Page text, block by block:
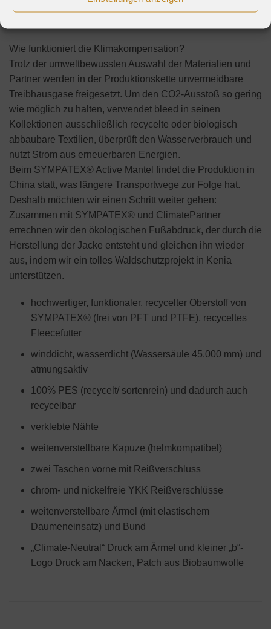
Klimaschutzberater ClimatePartner eine komplett
Wie funktioniert die Klimakompensation?
Trotz der umweltbewussten Auswahl der Materialien und
Partner werden in der Produktionskette unvermeidbare
Treibhausgase freigesetzt. Um den CO2-Ausstoß so gering
wie möglich zu halten, verwendet bleed in seinen
Kollektionen ausschließlich recycelte oder biologisch
abbaubare Textilien, überprüft den Wasserverbrauch und
nutzt Strom aus erneuerbaren Energien.
Beim SYMPATEX® Active Mantel findet die Produktion in
China statt, was längere Transportwege zur Folge hat.
Deshalb möchten wir einen Schritt weiter gehen:
Zusammen mit SYMPATEX® und ClimatePartner
errechnen wir den ökologischen Fußabdruck, der durch die
Herstellung der Jacke entsteht und gleichen ihn wieder
aus, indem wir ein tolles Waldschutzprojekt in Kenia
unterstützen.
hochwertiger, funktionaler, recycelter Oberstoff von
SYMPATEX® (frei von PFT und PTFE), recyceltes
Fleecefutter
winddicht, wasserdicht (Wassersäule 45.000 mm) und
atmungsaktiv
100% PES (recycelt/ sortenrein) und dadurch auch
recycelbar
verklebte Nähte
weitenverstellbare Kapuze (helmkompatibel)
zwei Taschen vorne mit Reißverschluss
chrom- und nickelfreie YKK Reißverschlüsse
weitenverstellbare Ärmel (mit elastischem
Daumeneinsatz) und Bund
„Climate-Neutral“ Druck am Ärmel und kleiner „b“-
Logo Druck am Nacken, Patch aus Biobaumwolle